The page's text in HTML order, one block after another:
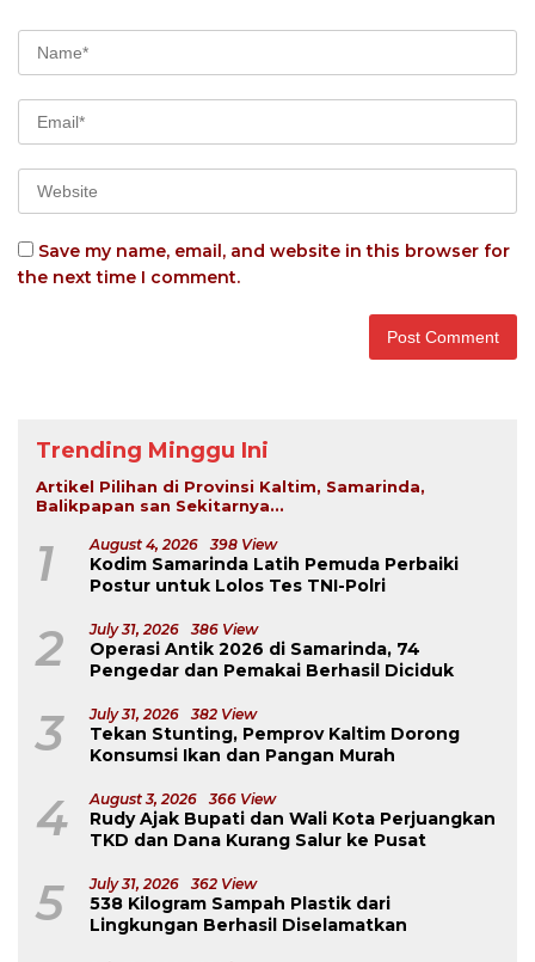
Save my name, email, and website in this browser for
the next time I comment.
Trending Minggu Ini
Artikel Pilihan di Provinsi Kaltim, Samarinda,
Balikpapan san Sekitarnya...
1 August 4, 2026 398 View
Kodim Samarinda Latih Pemuda Perbaiki
Postur untuk Lolos Tes TNI-Polri
2 July 31, 2026 386 View
Operasi Antik 2026 di Samarinda, 74
Pengedar dan Pemakai Berhasil Diciduk
3 July 31, 2026 382 View
Tekan Stunting, Pemprov Kaltim Dorong
Konsumsi Ikan dan Pangan Murah
4 August 3, 2026 366 View
Rudy Ajak Bupati dan Wali Kota Perjuangkan
TKD dan Dana Kurang Salur ke Pusat
5 July 31, 2026 362 View
538 Kilogram Sampah Plastik dari
Lingkungan Berhasil Diselamatkan